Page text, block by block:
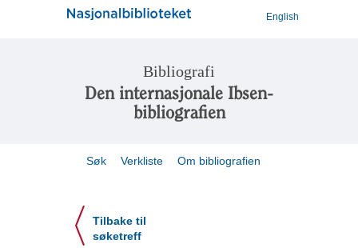
English
Bibliografi
Den internasjonale Ibsen-
bibliografien
Søk Verkliste Om bibliografien
Tilbake til
søketreff